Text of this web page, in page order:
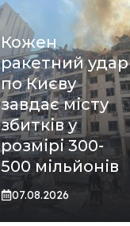
Кожен
ракетний удар
по Києву
завдає місту
збитків у
розмірі 300-
500 мільйонів
07.08.2026